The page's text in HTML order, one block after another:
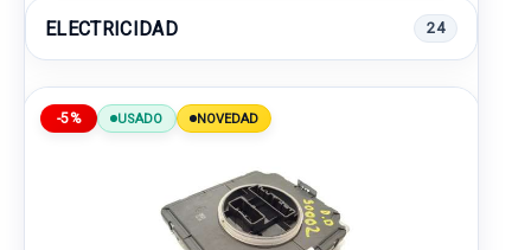
ELECTRICIDAD 24
-5% USADO NOVEDAD